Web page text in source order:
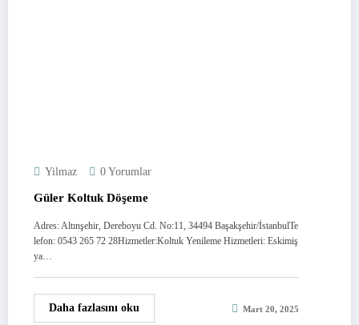
Yilmaz 0 Yorumlar
Güler Koltuk Döşeme
Adres: Altınşehir, Dereboyu Cd. No:11, 34494 Başakşehir/İstanbulTe
lefon: 0543 265 72 28Hizmetler:Koltuk Yenileme Hizmetleri: Eskimiş
ya…
Daha fazlasını oku Mart 20, 2025